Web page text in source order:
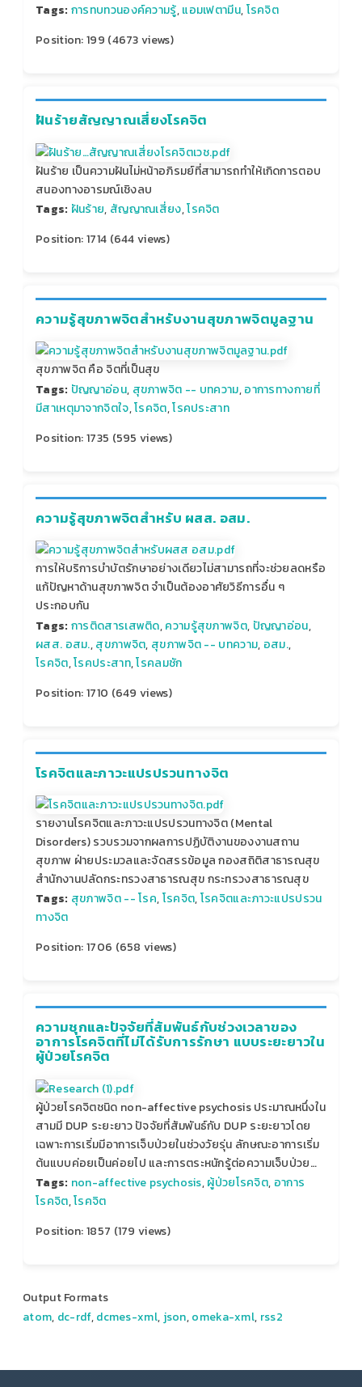
Tags: การทบทวนองค์ความรู้,แอมเฟตามีน,โรคจิต
Position:199 (4673views)
ฝันร้ายสัญญาณเสี่ยงโรคจิต
ฝันร้าย เป็นความฝันไม่หน้าอภิรมย์ที่สามารถทำให้เกิดการตอบ
สนองทางอารมณ์เชิงลบ
Tags: ฝันร้าย, สัญญาณเสี่ยง,โรคจิต
Position:1714 (644views)
ความรู้สุขภาพจิตสำหรับงานสุขภาพจิตมูลฐาน
สุขภาพจิต คือ จิตที่เป็นสุข
Tags: ปัญญาอ่อน, สุขภาพจิต -- บทความ,อาการทางกายที่
มีสาเหตุมาจากจิตใจ,โรคจิต,โรคประสาท
Position:1735 (595 views)
ความรู้สุขภาพจิตสำหรับ ผสส. อสม.
การให้บริการบำบัตรักษาอย่างเดียวไม่สามารถที่จะช่วยลดหรือ
แก้ปัญหาด้านสุขภาพจิต จำเป็นต้องอาศัยวิธีการอื่น ๆ
ประกอบกัน
Tags: การติดสารเสพติด,ความรู้สุขภาพจิต, ปัญญาอ่อน,
ผสส. อสม.,สุขภาพจิต, สุขภาพจิต -- บทความ, อสม.,
โรคจิต,โรคประสาท,โรคลมชัก
Position:1710 (649 views)
โรคจิตและภาวะแปรปรวนทางจิต
รายงานโรคจิตและภาวะแปรปรวนทางจิต (Mental
Disorders) รวบรวมจากผลการปฏิบัติงานของงานสถาน
สุขภาพ ฝ่ายประมวลและจัดสรรข้อมูล กองสถิติสาธารณสุข
สำนักงานปลัดกระทรวงสาธารณสุข กระทรวงสาธารณสุข
Tags: สุขภาพจิต -- โรค,โรคจิต,โรคจิตและภาวะแปรปรวน
ทางจิต
Position:1706 (658 views)
ความชุกและปัจจัยที่สัมพันธ์กับช่วงเวลาของ
อาการโรคจิตที่ไม่ได้รับการรักษา แบบระยะยาวใน
ผู้ป่วยโรคจิต
ผู้ป่วยโรคจิตชนิด non-affective psychosis ประมาณหนึ่งใน
สามมี DUP ระยะยาว ปัจจัยที่สัมพันธ์กับ DUP ระยะยาวโดย
เฉพาะการเริ่มมีอาการเจ็บป่วยในช่วงวัยรุ่น ลักษณะอาการเริ่ม
ต้นแบบค่อยเป็นค่อยไป และการตระหนักรู้ต่อความเจ็บป่วย…
Tags: non-affective psychosis,ผู้ป่วยโรคจิต, อาการ
โรคจิต,โรคจิต
Position:1857 (179 views)
Output Formats
atom, dc-rdf,dcmes-xml, json,omeka-xml, rss2